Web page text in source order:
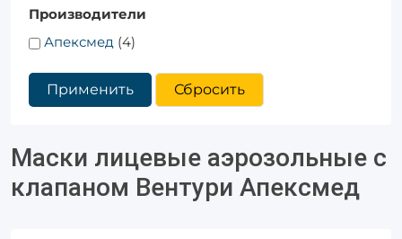
Производители
Апексмед (4)
Применить Сбросить
Маски лицевые аэрозольные с
клапаном Вентури Апексмед